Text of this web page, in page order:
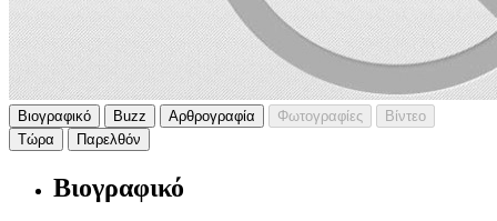
Βιογραφικό Buzz Αρθρογραφία Φωτογραφίες
Βίντεο
Τώρα
Παρελθόν
Βιογραφικό